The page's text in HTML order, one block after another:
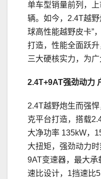
单车型销量前列，
辆。如今，2.4T越
球高性能越野皮卡”
打造，性能全面跃
三大硬核实力，为
2.4T+9AT强劲动力
2.4T越野炮生而强
克平台打造，搭载
大净功率 135kW，
大扭矩，强劲动力
9AT变速器，最大承
速比设计，1挡速比